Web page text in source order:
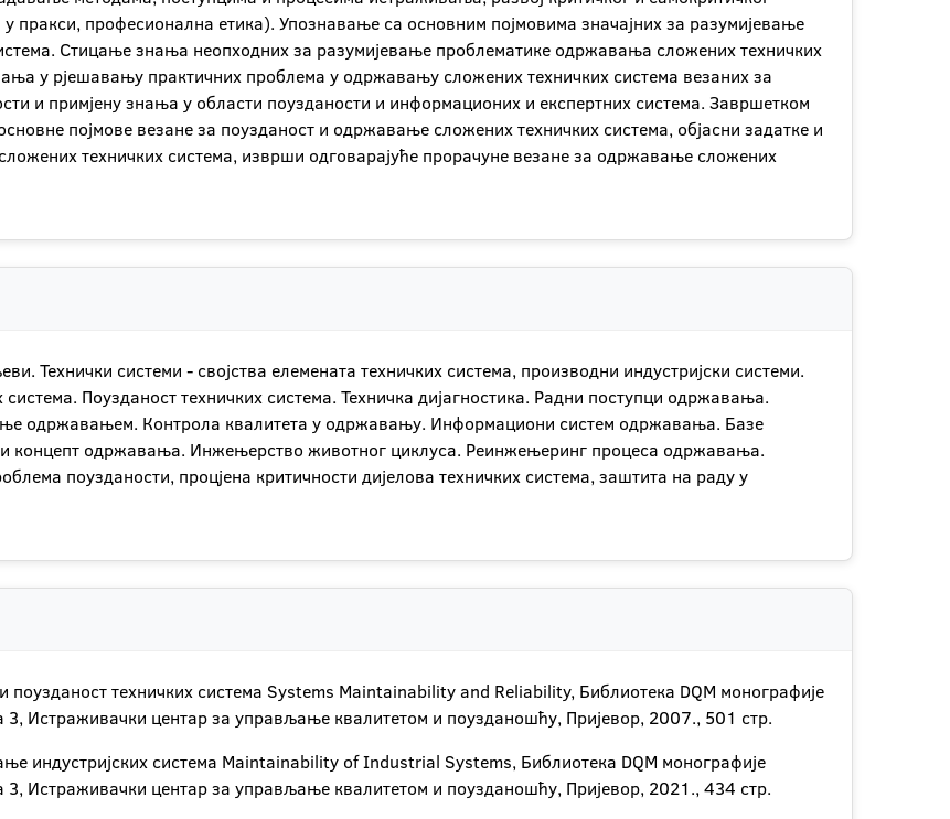
професионална етика). Упознавање са основним појмовима значајних за разумијевање
Стицање знања неопходних за разумијевање проблематике одржавања сложених техничких
у рјешавању практичних проблема у одржавању сложених техничких система везаних за
и примјену знања у области поузданости и информационих и експертних система. Завршетком
појмове везане за поузданост и одржавање сложених техничких система, објасни задатке и
техничких система, изврши одговарајуће прорачуне везане за одржавање сложених
Технички системи - својства елемената техничких система, производни индустријски системи.
Поузданост техничких система. Техничка дијагностика. Радни поступци одржавања.
одржавањем. Контрола квалитета у одржавању. Информациони систем одржавања. Базе
концепт одржавања. Инжењерство животног циклуса. Реинжењеринг процеса одржавања.
поузданости, процјена критичности дијелова техничких система, заштита на раду у
техничких система Systems Maintainability and Reliability, Библиотека DQM монографије
3, Истраживачки центар за управљање квалитетом и поузданошћу, Пријевор, 2007., 501 стр.
индустријских система Maintainability of Industrial Systems, Библиотека DQM монографије
3, Истраживачки центар за управљање квалитетом и поузданошћу, Пријевор, 2021., 434 стр.